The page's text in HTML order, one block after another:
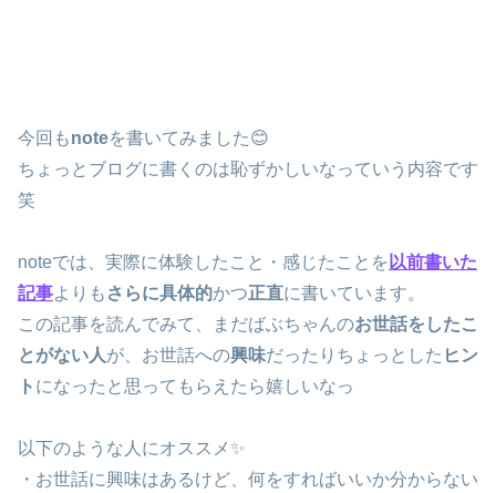
今回もnoteを書いてみました😊
ちょっとブログに書くのは恥ずかしいなっていう内容です
笑
noteでは、実際に体験したこと・感じたことを 以前書いた
記事よりも さらに具体的かつ正直に書いています。
この記事を読んでみて、まだばぶちゃんのお世話をしたこ
とがない人が、お世話への興味だったりちょっとした ヒン
ト になったと思ってもらえたら嬉しいなっ
以下のような人にオススメ✨
・お世話に興味はあるけど、何をすればいいか分からない